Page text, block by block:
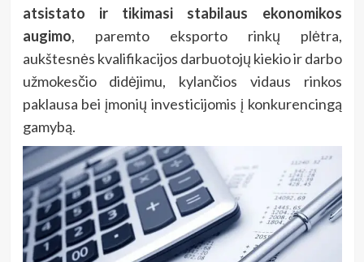
atsistato ir tikimasi stabilaus ekonomikos
augimo, paremto eksporto rinkų plėtra,
aukštesnės kvalifikacijos darbuotojų kiekio ir darbo
užmokesčio didėjimu, kylančios vidaus rinkos
paklausa bei įmonių investicijomis į konkurencingą
gamybą.